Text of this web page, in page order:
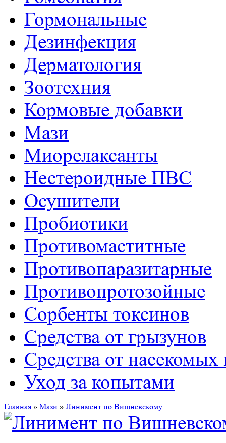
Гормональные
Дезинфекция
Дерматология
Зоотехния
Кормовые добавки
Мази
Миорелаксанты
Нестероидные ПВС
Осушители
Пробиотики
Противомаститные
Противопаразитарные
Противопротозойные
Сорбенты токсинов
Средства от грызунов
Средства от
Уход за копытами
Главная » Мази » Линимент по Вишневскому